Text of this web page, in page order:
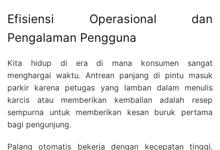
Efisiensi Operasional dan
Pengalaman Pengguna
Kita hidup di era di mana konsumen sangat
menghargai waktu. Antrean panjang di pintu masuk
parkir karena petugas yang lamban dalam menulis
karcis atau memberikan kembalian adalah resep
sempurna untuk memberikan kesan buruk pertama
bagi pengunjung.
Palang otomatis bekerja dengan kecepatan tinggi.